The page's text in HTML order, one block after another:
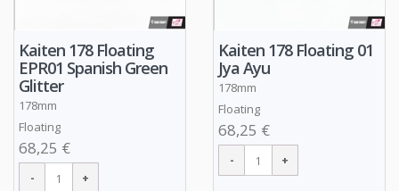
Kaiten 178 Floating
EPR01 Spanish Green
Glitter
178mm
Floating
68,25 €
Kaiten 178 Floating 01
Jya Ayu
178mm
Floating
68,25 €